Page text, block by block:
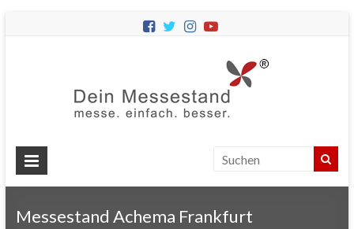
Messestände
für
Messestand Achema Frankfurt